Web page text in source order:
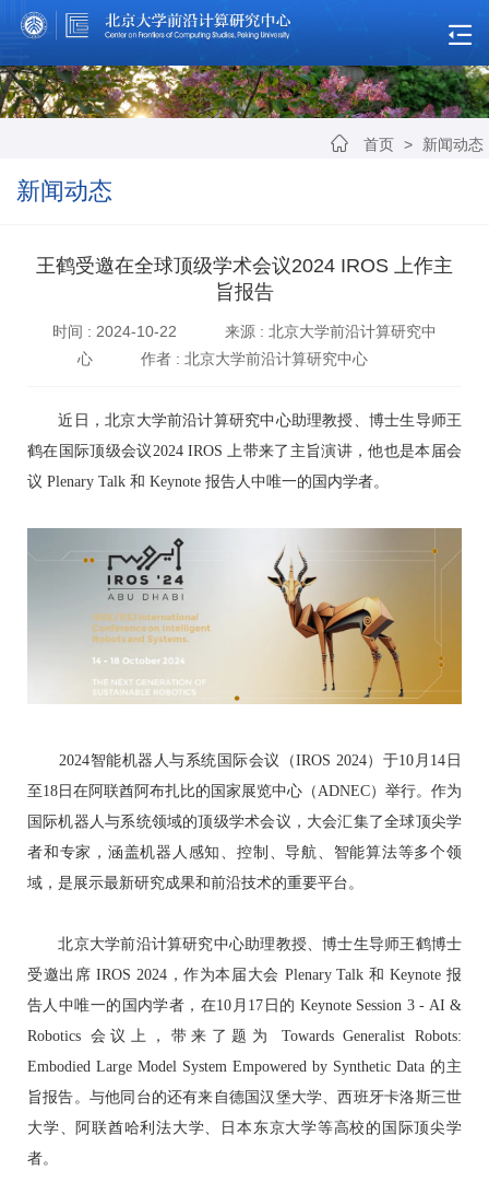
首页 > 新闻动态
新闻动态
王鹤受邀在全球顶级学术会议2024 IROS 上作主
旨报告
时间 : 2024-10-22
来源 : 北京大学前沿计算研究中
心
作者 : 北京大学前沿计算研究中心
近日，北京大学前沿计算研究中心助理教授、博士生导师王
鹤在国际顶级会议2024 IROS 上带来了主旨演讲，他也是本届会
议 Plenary Talk 和 Keynote 报告人中唯一的国内学者。
2024智能机器人与系统国际会议（IROS 2024）于10月14日
至18日在阿联酋阿布扎比的国家展览中心（ADNEC）举行。作为
国际机器人与系统领域的顶级学术会议，大会汇集了全球顶尖学
者和专家，涵盖机器人感知、控制、导航、智能算法等多个领
域，是展示最新研究成果和前沿技术的重要平台。
北京大学前沿计算研究中心助理教授、博士生导师王鹤博士
受邀出席 IROS 2024，作为本届大会 Plenary Talk 和 Keynote 报
告人中唯一的国内学者，在10月17日的 Keynote Session 3 - AI &
Robotics 会议上，带来了题为 Towards Generalist Robots:
Embodied Large Model System Empowered by Synthetic Data 的主
旨报告。与他同台的还有来自德国汉堡大学、西班牙卡洛斯三世
大学、阿联酋哈利法大学、日本东京大学等高校的国际顶尖学
者。